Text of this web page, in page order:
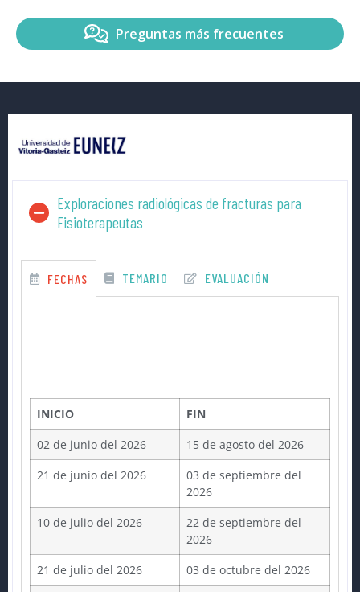
Preguntas más frecuentes
Exploraciones radiológicas de fracturas para
Fisioterapeutas
FECHAS TEMARIO EVALUACIÓN
INICIO
FIN
02 de junio del 2026
15 de agosto del 2026
21 de junio del 2026
03 de septiembre del
2026
10 de julio del 2026
22 de septiembre del
2026
21 de julio del 2026
03 de octubre del 2026